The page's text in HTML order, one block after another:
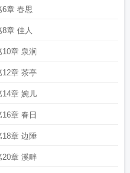
6章 春思
8章 佳人
10章 泉涧
12章 茶亭
14章 婉儿
16章 春日
18章 边陲
20章 溪畔